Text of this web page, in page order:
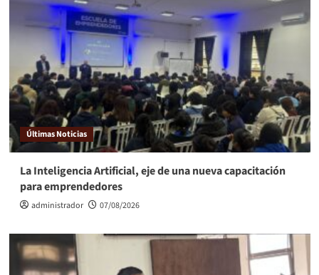
Últimas Noticias
La Inteligencia Artificial, eje de una nueva capacitación
para emprendedores
administrador 07/08/2026